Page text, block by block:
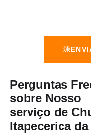
Perguntas
sobre Nosso
serviço de
Itapecerica da